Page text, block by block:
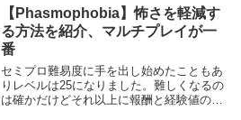
製作チームの人数を増やしたので次回から
更なる進...
【Phasmophobia】怖さを軽減す
る方法を紹介、マルチプレイが一
番
セミプロ難易度に手を出し始めたこともあ
りレベルは25になりました。難しくなるの
は確かだけどそれ以上に報酬と経験値の倍